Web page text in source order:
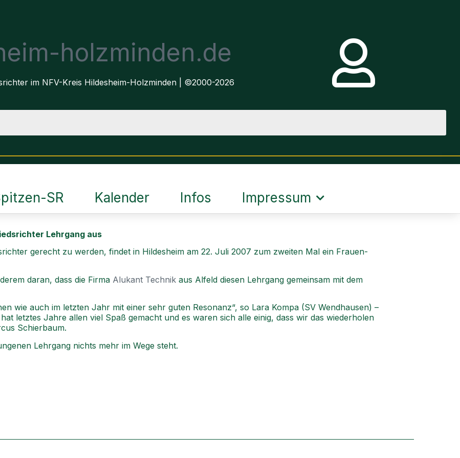
holzminden.de
im NFV-Kreis Hildesheim-Holzminden | ©2000-2026
SR Kalender Infos Impressum
Lehrgang aus
gerecht zu werden, findet in Hildesheim am 22. Juli 2007 zum zweiten Mal ein Frauen-
daran, dass die Firma Alukant Technik aus Alfeld diesen Lehrgang gemeinsam mit dem
wie auch im letzten Jahr mit einer sehr guten Resonanz“, so Lara Kompa (SV Wendhausen) –
letztes Jahre allen viel Spaß gemacht und es waren sich alle einig, dass wir das wiederholen
Schierbaum.
Lehrgang nichts mehr im Wege steht.